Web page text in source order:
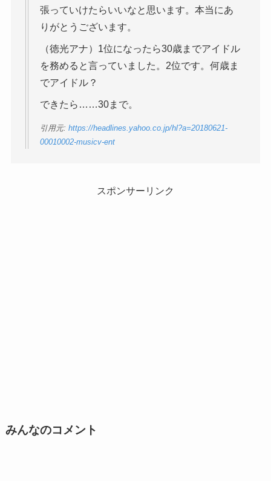
張っていけたらいいなと思います。本当にあ
りがとうございます。
（徳光アナ）1位になったら30歳までアイドル
を務めると言っていました。2位です。何歳ま
でアイドル？
できたら……30まで。
引用元: https://headlines.yahoo.co.jp/hl?a=20180621-
00010002-musicv-ent
スポンサーリンク
みんなのコメント